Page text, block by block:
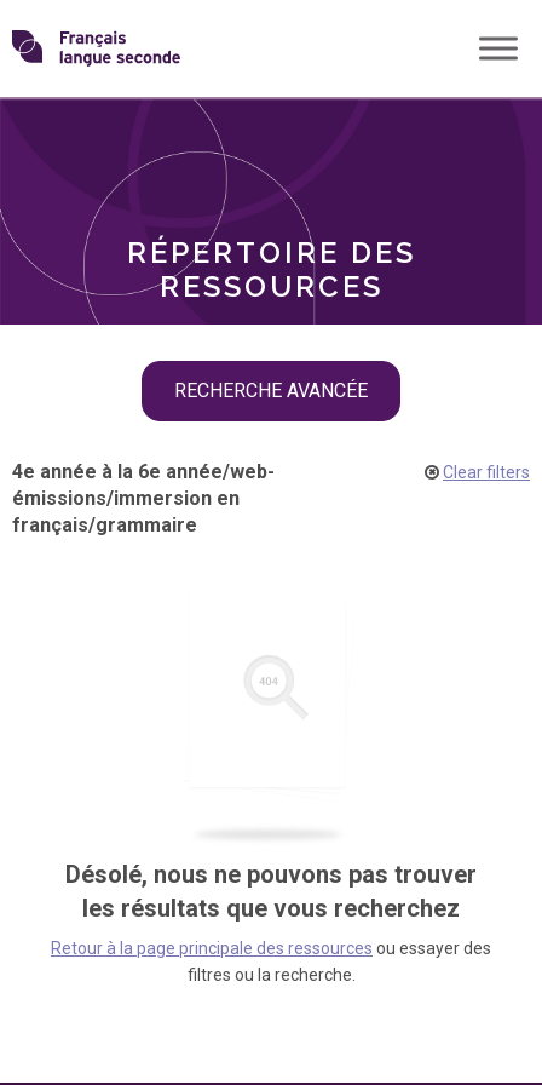
Skip
toTransformons
langue
RÉPERTOIRE DES
RESSOURCES
RECHERCHE AVANCÉE
THÈMES
4e année à la 6e année/web-
émissions/immersion en
français/grammaire
Clear filters
Désolé, nous ne pouvons pas trouver
les résultats que vous recherchez
Retour à la page principale des ressources ou essayer des
filtres ou la recherche.